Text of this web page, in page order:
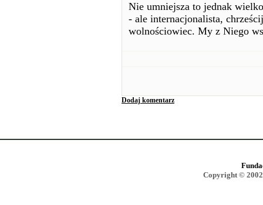
Nie umniejsza to jednak
- ale internacjonalista,
wolnościowiec. My z Niego
Dodaj komentarz
Copyright ©